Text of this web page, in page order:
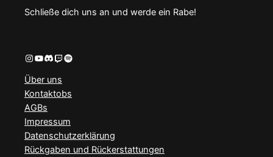
Schließe dich uns an und werde ein Rabe!
Instagram YouTube Discord Twitch Spotify
Über uns
Kontaktobs
AGBs
Impressum
Datenschutzerklärung
Rückgaben und Rückerstattungen